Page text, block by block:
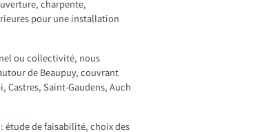
charpente,
pour une installation
ou collectivité, nous
de Beaupuy, couvrant
Saint-Gaudens, Auch
étude de faisabilité, choix des